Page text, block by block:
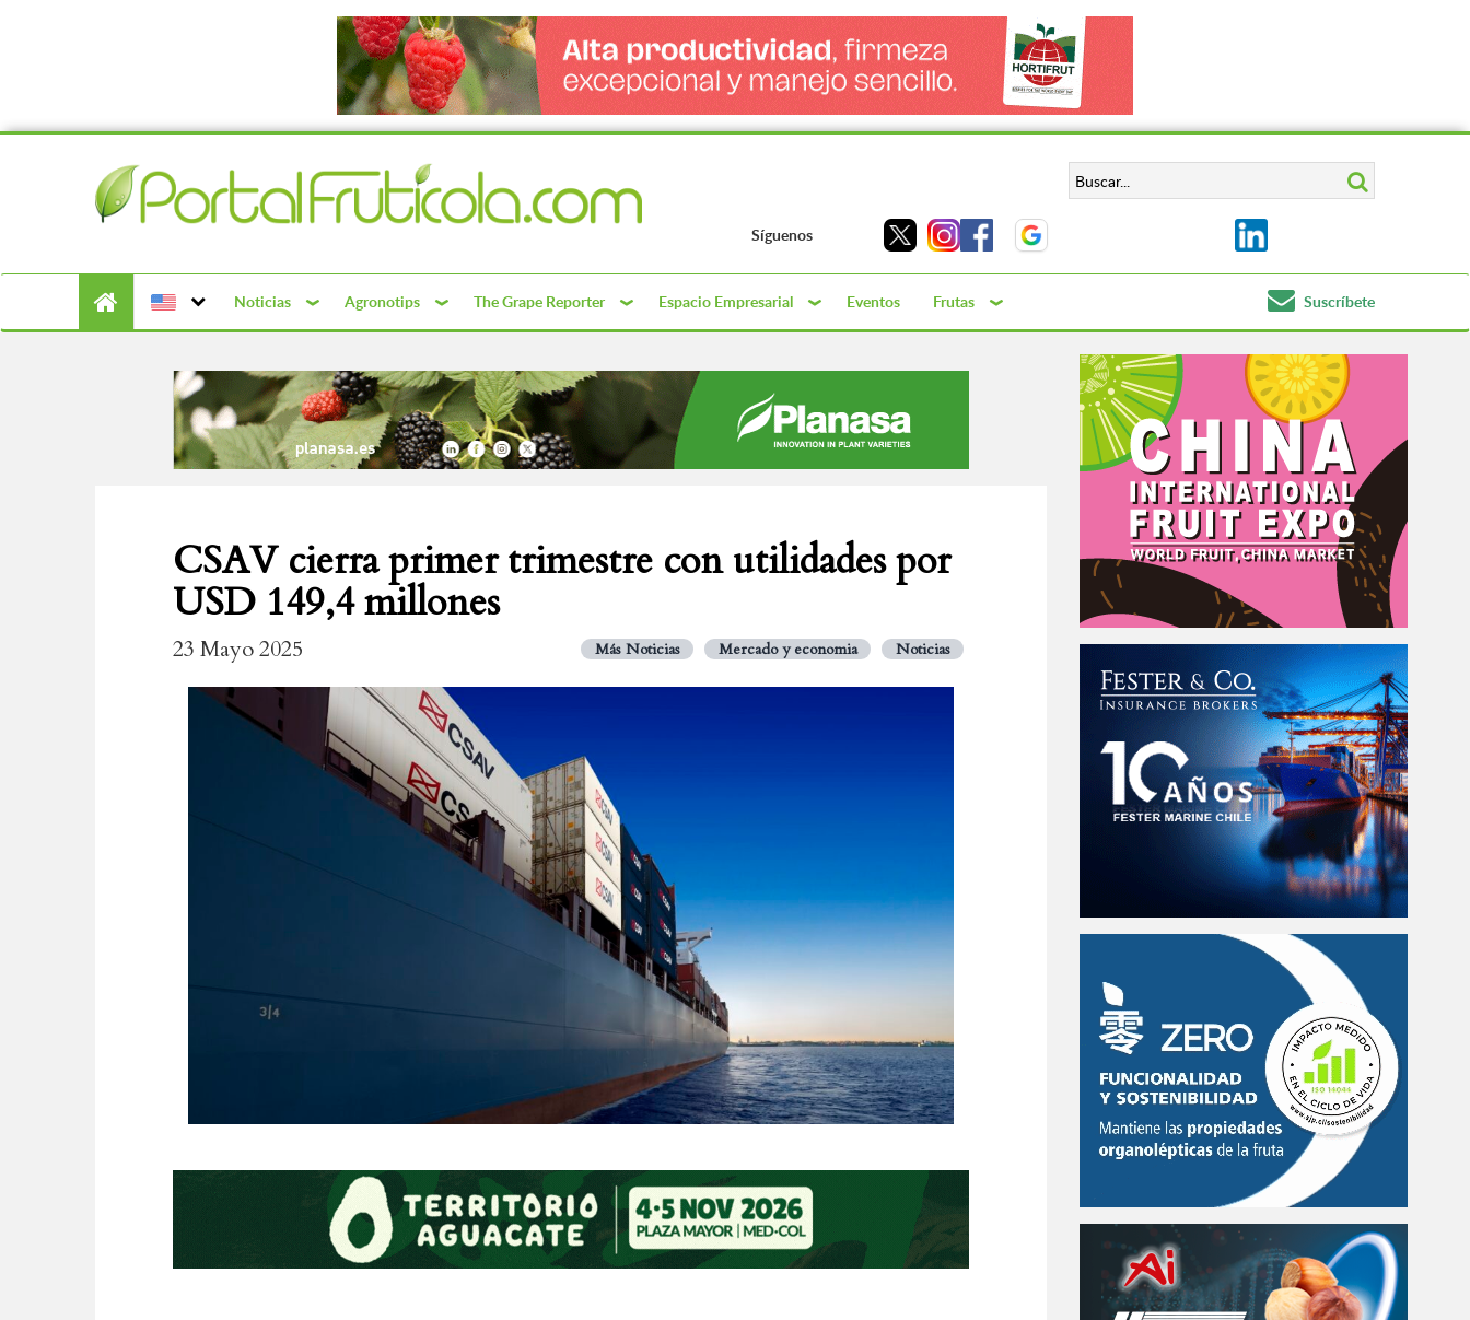
Síguenos
Noticias Agronotips The Grape Reporter Espacio Empresarial Eventos Frutas Suscríbete
CSAV cierra primer trimestre con utilidades por
USD 149,4 millones
23 Mayo 2025 Más Noticias Mercado y economia Noticias